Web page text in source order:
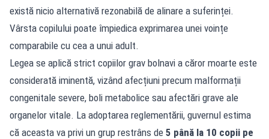
există nicio alternativă rezonabilă de alinare a suferinței.
Vârsta copilului poate împiedica exprimarea unei voințe
comparabile cu cea a unui adult.
Legea se aplică strict copiilor grav bolnavi a căror moarte este
considerată iminentă, vizând afecțiuni precum malformații
congenitale severe, boli metabolice sau afectări grave ale
organelor vitale. La adoptarea reglementării, guvernul estima
că aceasta va privi un grup restrâns de 5 până la 10 copii pe